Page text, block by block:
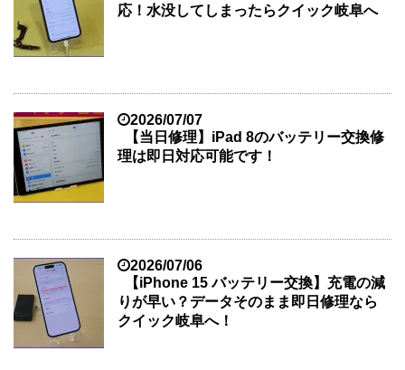
応！水没してしまったらクイック岐阜へ
2026/07/07
【当日修理】iPad 8のバッテリー交換修
理は即日対応可能です！
2026/07/06
【iPhone 15 バッテリー交換】充電の減
りが早い？データそのまま即日修理なら
クイック岐阜へ！